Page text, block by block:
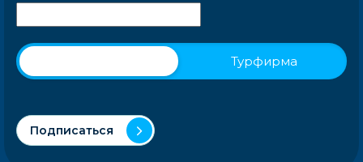
Турфирма
Подписаться